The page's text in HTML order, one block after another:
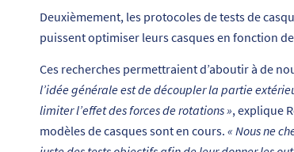
Deuxièmement, les protocoles de tests de
puissent optimiser leurs casques en fonction
Ces recherches permettraient d’aboutir à de
l’idée générale est de découpler la partie
limiter l’effet des forces de rotations », explique
modèles de casques sont en cours. « Nous ne